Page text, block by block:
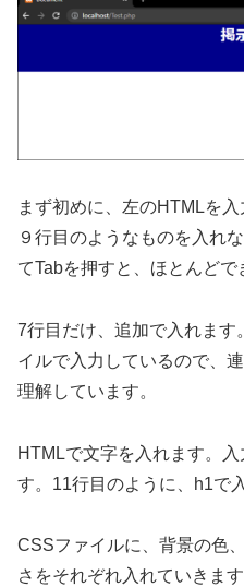
まず初めに、左のHTMLを
９行目のようなものを入れ
てTabを押すと、ほとんどで
7行目だけ、追加で入れま
イルで入力しているので、
理解しています。
HTMLで文字を入れます。入
す。11行目のように、h1で
CSSファイルに、背景の色
さをそれぞれ入れていきます